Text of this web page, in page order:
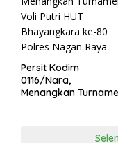
Persit Kodim
0116/Nara,
Menangkan